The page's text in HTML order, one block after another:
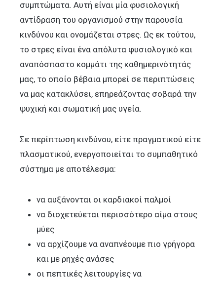
συμπτώματα. Αυτή είναι μία φυσιολογική
αντίδραση του οργανισμού στην παρουσία
κινδύνου και ονομάζεται στρες. Ως εκ τούτου,
το στρες είναι ένα απόλυτα φυσιολογικό και
αναπόσπαστο κομμάτι της καθημερινότητάς
μας, το οποίο βέβαια μπορεί σε περιπτώσεις
να μας κατακλύσει, επηρεάζοντας σοβαρά την
ψυχική και σωματική μας υγεία.
Σε περίπτωση κινδύνου, είτε πραγματικού είτε
πλασματικού, ενεργοποιείται το συμπαθητικό
σύστημα με αποτέλεσμα:
να αυξάνονται οι καρδιακοί παλμοί
να διοχετεύεται περισσότερο αίμα στους
μύες
να αρχίζουμε να αναπνέουμε πιο γρήγορα
και με ρηχές ανάσες
οι πεπτικές λειτουργίες να